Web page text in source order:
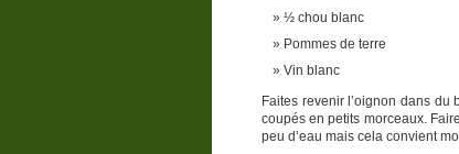
½ chou blanc
Pommes de terre
Vin blanc
Faites revenir l’oignon dans
coupés en petits morceaux.
peu d’eau mais cela convient